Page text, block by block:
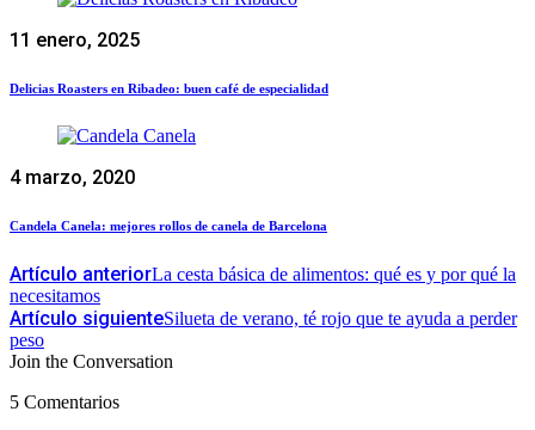
11 enero, 2025
Delicias Roasters en Ribadeo: buen café de especialidad
4 marzo, 2020
Candela Canela: mejores rollos de canela de Barcelona
Artículo anteriorLa cesta básica de alimentos: qué es y por qué la
necesitamos
Artículo siguienteSilueta de verano, té rojo que te ayuda a perder
peso
Join the Conversation
5 Comentarios